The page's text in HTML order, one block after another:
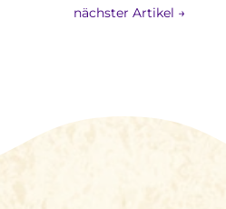
nächster Artikel →